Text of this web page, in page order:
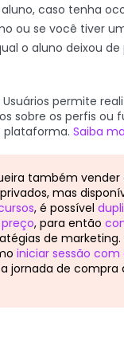
caso tenha
ou se você tiver
o aluno deixou de
permite
sobre os perfis ou
plataforma. Saiba
também vender
mas
, é possível
preço, para então
de marketing.
iniciar sessão com
jornada de compra